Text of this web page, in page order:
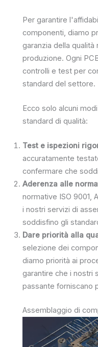
Per garantire
componenti, diamo
garanzia della
produzione. Ogni
controlli e test per
standard del settore.
Ecco solo alcuni
standard di qualità:
Test e ispezioni
accuratamente
confermare che
Aderenza alle
normative ISO 9001,
i nostri servizi di
soddisfino gli
Dare priorità alla
selezione dei
diamo priorità ai
garantire che i nostri
passante forniscano
Assemblaggio di